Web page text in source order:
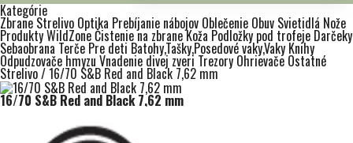
Kategórie
Zbrane Strelivo Optika Prebíjanie nábojov Oblečenie Obuv Svietidlá Nože
Produkty WildZoneČistenie na zbraneKoža Podložky pod trofeje Darčeky
Sebaobrana Terče Pre deti Batohy,Tašky,Posedové vaky,Vaky Knihy
Odpudzovače hmyzu Vnadenie divej zveri Trezory Ohrievače Ostatné
Strelivo/16/70 S&B Red and Black 7,62 mm
16/70 S&B Red and Black 7,62 mm